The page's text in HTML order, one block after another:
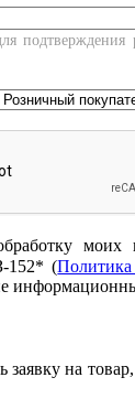
подтверждения
моих
152* (
заявку на